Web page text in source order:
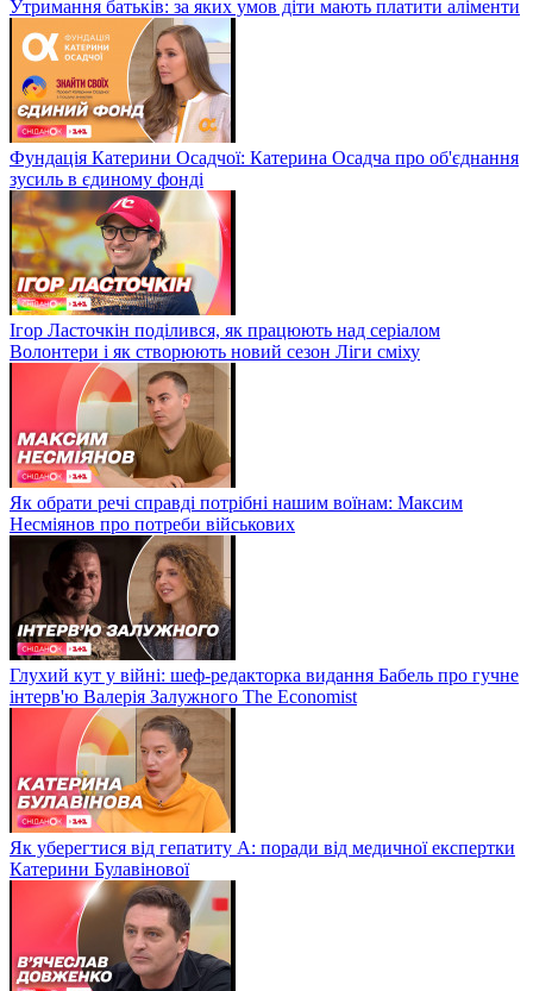
Утримання батьків: за яких умов діти мають платити аліменти
Фундація Катерини Осадчої: Катерина Осадча про об'єднання
зусиль в єдиному фонді
Ігор Ласточкін поділився, як працюють над серіалом
Волонтери і як створюють новий сезон Ліги сміху
Як обрати речі справді потрібні нашим воїнам: Максим
Несміянов про потреби військових
Глухий кут у війні: шеф-редакторка видання Бабель про гучне
інтерв'ю Валерія Залужного The Economist
Як уберегтися від гепатиту А: поради від медичної експертки
Катерини Булавінової